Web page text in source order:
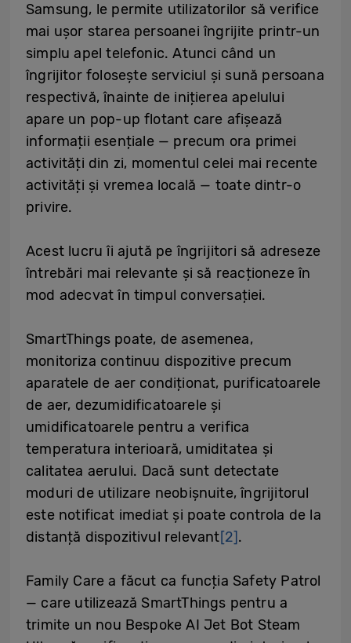
Samsung, le permite utilizatorilor să verifice
mai ușor starea persoanei îngrijite printr-un
simplu apel telefonic. Atunci când un
îngrijitor folosește serviciul și sună persoana
respectivă, înainte de inițierea apelului
apare un pop-up flotant care afișează
informații esențiale — precum ora primei
activități din zi, momentul celei mai recente
activități și vremea locală — toate dintr-o
privire.
Acest lucru îi ajută pe îngrijitori să adreseze
întrebări mai relevante și să reacționeze în
mod adecvat în timpul conversației.
SmartThings poate, de asemenea,
monitoriza continuu dispozitive precum
aparatele de aer condiționat, purificatoarele
de aer, dezumidificatoarele și
umidificatoarele pentru a verifica
temperatura interioară, umiditatea și
calitatea aerului. Dacă sunt detectate
moduri de utilizare neobișnuite, îngrijitorul
este notificat imediat și poate controla de la
distanță dispozitivul relevant[2].
Family Care a făcut ca funcția Safety Patrol
— care utilizează SmartThings pentru a
trimite un nou Bespoke AI Jet Bot Steam